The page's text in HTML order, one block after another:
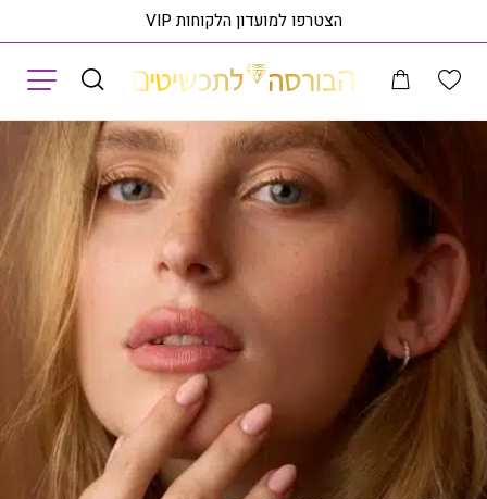
הצטרפו למועדון הלקוחות VIP